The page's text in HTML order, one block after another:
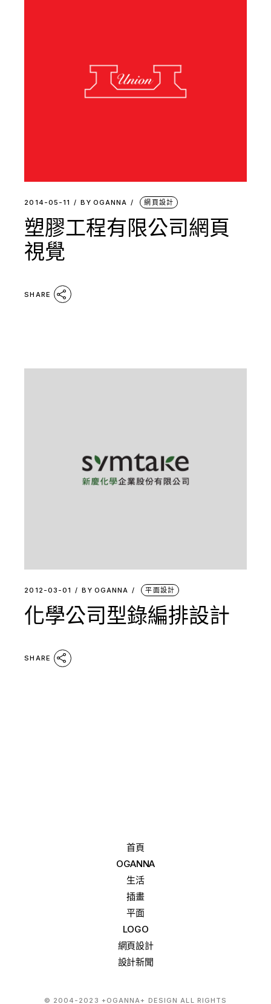
2014-05-11 BY OGANNA 網頁設計
塑膠工程有限公司網頁
視覺
SHARE
2012-03-01 BY OGANNA 平面設計
化學公司型錄編排設計
SHARE
首頁
OGANNA
生活
插畫
平面
LOGO
網頁設計
設計新聞
© 2004-2023 +OGANNA+ DESIGN ALL RIGHTS